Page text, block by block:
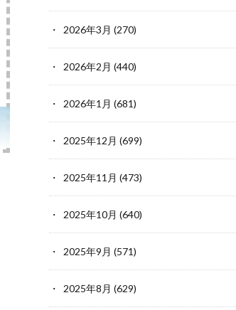
2026年3月 (270)
2026年2月 (440)
2026年1月 (681)
2025年12月 (699)
2025年11月 (473)
2025年10月 (640)
2025年9月 (571)
2025年8月 (629)